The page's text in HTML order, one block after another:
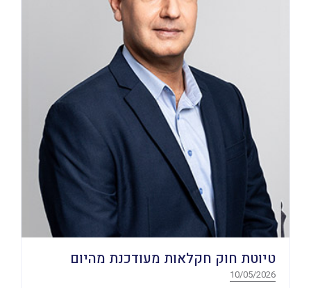
טיוטת חוק חקלאות מעודכנת מהיום
10/05/2026